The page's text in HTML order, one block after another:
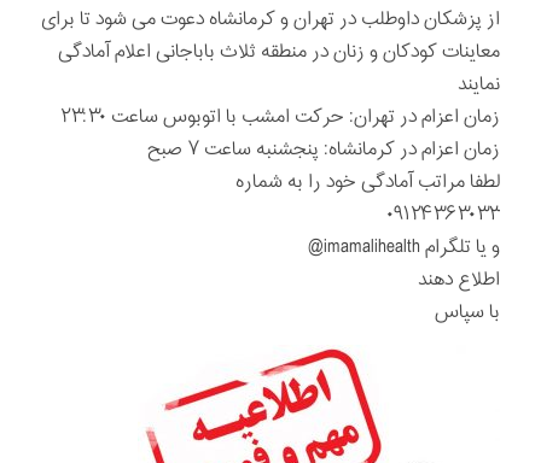
از پزشکان داوطلب در تهران و کرمانشاه دعوت می شود تا برای
معاینات کودکان و زنان در منطقه ثلاث باباجانی اعلام آمادگی
نمایند
زمان اعزام در تهران: حرکت امشب با اتوبوس ساعت ۲۳:۳۰
زمان اعزام در کرمانشاه: پنجشنبه ساعت ۷ صبح
لطفا مراتب آمادگی خود را به شماره
۰۹۱۲۴۳۶۳۰۳۳
و یا تلگرام imamalihealth@
اطلاع دهند
با سپاس